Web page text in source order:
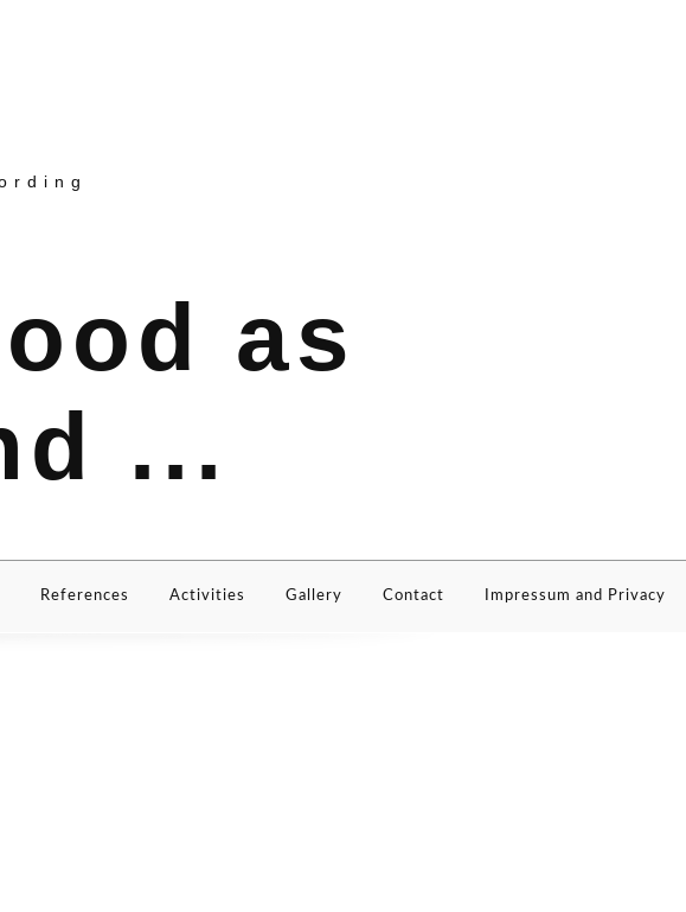
as
...
References Activities Gallery Contact Impressum and Privacy